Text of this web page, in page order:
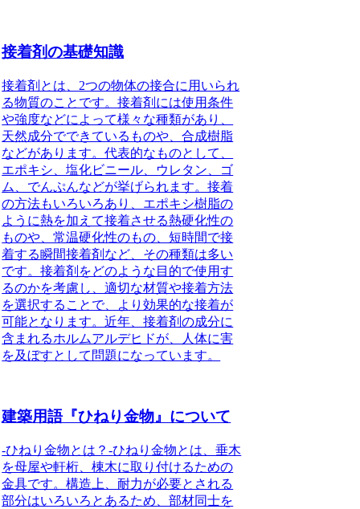
接着剤の基礎知識
接着剤とは 、2つの物体の接合に用いられ
る物質のことです。接着剤には使用条件
や強度などによって様々な種類があり、
天然成分でできているものや、合成樹脂
などがあります。代表的なものとして、
エポキシ、塩化ビニール、ウレタン、ゴ
ム、でんぷんなどが挙げられます。接着
の方法もいろいろあり、エポキシ樹脂の
ように熱を加えて接着させる熱硬化性の
ものや、常温硬化性のもの、短時間で接
着する瞬間接着剤など、その種類は多い
です。接着剤をどのような目的で使用す
るのかを考慮し、適切な材質や接着方法
を選択することで、より効果的な接着が
可能となります。近年、接着剤の成分に
含まれるホルムアルデヒドが、人体に害
を及ぼすとして問題になっています。
建築用語『ひねり金物』について
-ひねり金物とは？-ひねり金物とは、垂木
を母屋や軒桁、棟木に取り付けるための
金具です。構造上、耐力が必要とされる
部分はいろいろとあるため、部材同士を